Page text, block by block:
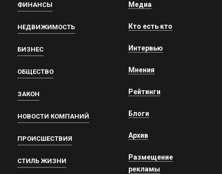
ФИНАНСЫ
НЕДВИЖИМОСТЬ
БИЗНЕС
ОБЩЕСТВО
ЗАКОН
НОВОСТИ КОМПАНИЙ
ПРОИСШЕСТВИЯ
СТИЛЬ ЖИЗНИ
Медиа
Кто есть кто
Интервью
Мнения
Рейтинги
Блоги
Архив
Размещение
рекламы